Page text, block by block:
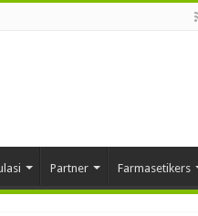
Partner Farmasetikers